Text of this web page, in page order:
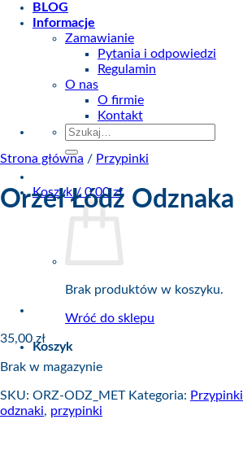
BLOG
Informacje
Zamawianie
Pytania i odpowiedzi
Regulamin
O nas
O firmie
Kontakt
Szukaj:
Koszyk /0,00zł
Brak produktów w koszyku.
Wróć do sklepu
Koszyk
Strona główna / Przypinki
Orzeł Łódź Odznaka
35,00 zł
Brak w magazynie
SKU: ORZ-ODZ_MET Kategoria: Przypinki
odznaki, przypinki